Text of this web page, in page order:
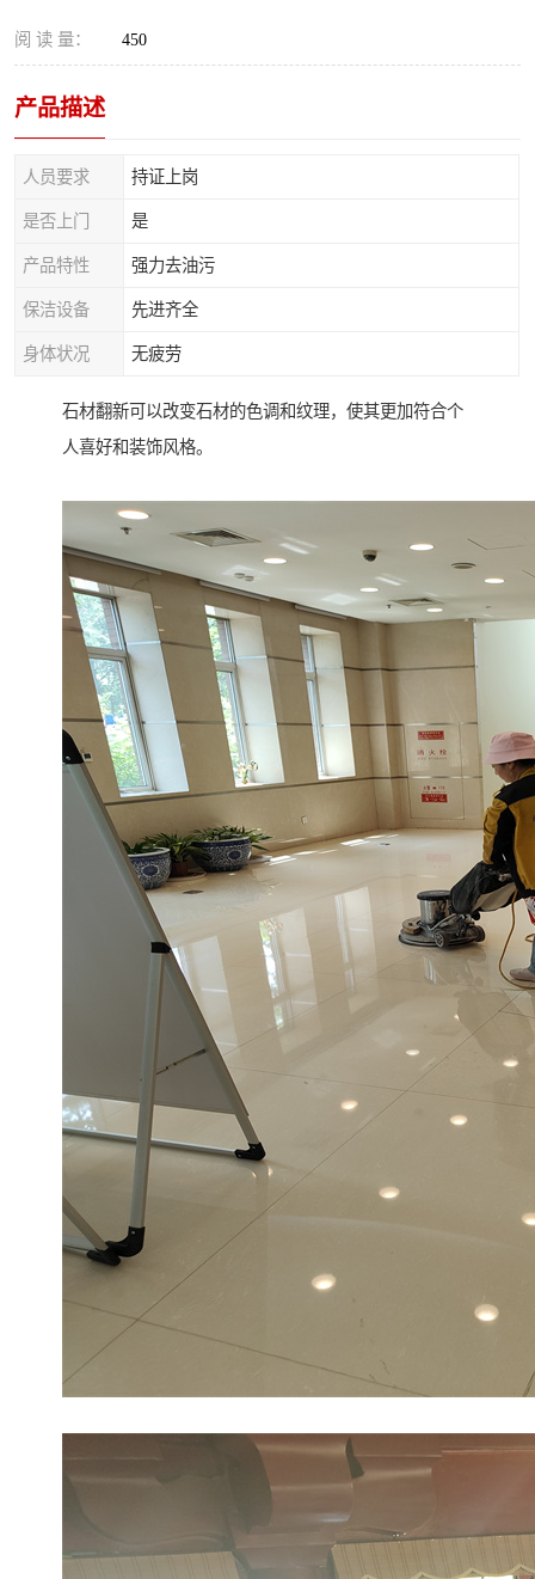
阅 读 量： 450
产品描述
人员要求 持证上岗
是否上门 是
产品特性 强力去油污
保洁设备 先进齐全
身体状况 无疲劳
石材翻新可以改变石材的色调和纹理，使其更加符合个
人喜好和装饰风格。